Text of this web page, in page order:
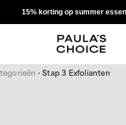
15% korting op summer
Stap 3 Exfolianten